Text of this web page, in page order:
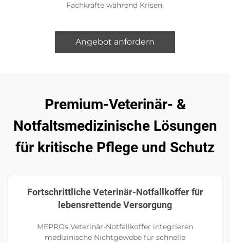
Fachkräfte während Krisen.
Angebot anfordern
Premium-Veterinär- &
Notfaltsmedizinische Lösungen
für kritische Pflege und Schutz
Fortschrittliche Veterinär-Notfallkoffer für
lebensrettende Versorgung
MEPROs Veterinär-Notfallkoffer integrieren
medizinische Nichtgewebe für schnelle